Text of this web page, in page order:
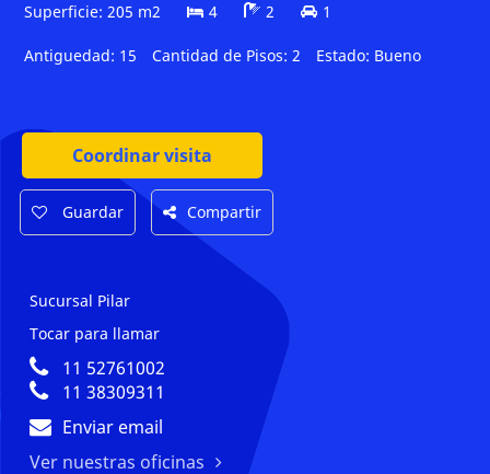
Superficie: 205 m2 4 2 1
Antiguedad: 15 Cantidad de Pisos:2 Estado: Bueno
Coordinar visita
Guardar Compartir
Sucursal Pilar
Tocar para llamar
11 52761002
11 38309311
Enviar email
Ver nuestras oficinas